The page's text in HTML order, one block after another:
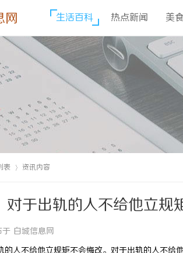
网 生活百科 热点新闻 美
表 资讯内容
对于出轨的人不给他立规
白城信息网
的人不给他立规矩不会悔改。对于出轨的人不